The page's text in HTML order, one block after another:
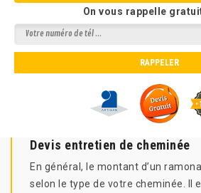
On vous rappelle
Devis entretien de cheminée
En général, le montant d’un
selon le type de votre cheminée. Il